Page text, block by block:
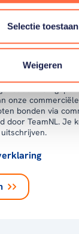
Selectie toestaan
Weigeren
fan van TeamNL
het TeamNL Huis,
merchandise. Je
van
onze
bonden via
door TeamNL. Je